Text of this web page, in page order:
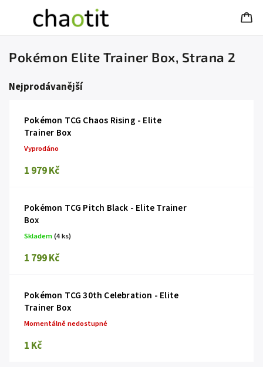
Pokémon Elite Trainer Box, Strana 2
Nejprodávanější
Pokémon TCG Chaos Rising - Elite
Trainer Box
Vyprodáno
1 979 Kč
Pokémon TCG Pitch Black - Elite Trainer
Box
Skladem(4 ks)
1 799 Kč
Pokémon TCG 30th Celebration - Elite
Trainer Box
Momentálně nedostupné
1 Kč